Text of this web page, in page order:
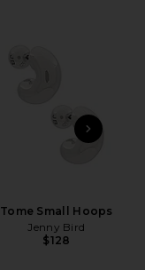
Tome Small Hoops
Jenny Bird
$128